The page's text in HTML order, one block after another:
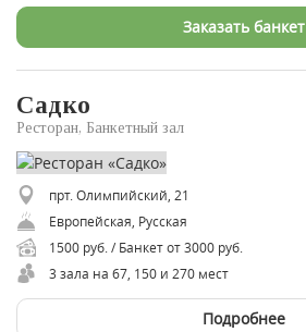
Заказать банкет
Садко
Ресторан, Банкетный зал
прт. Олимпийский, 21
Европейская, Русская
1500 руб. / Банкет от 3000 руб.
3 зала на 67, 150 и 270 мест
Подробнее